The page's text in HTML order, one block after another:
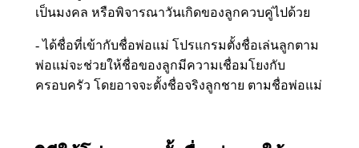
เป็นมงคล หรือพิจารณาวันเกิดของลูกควบคู่ไปด้วย
- ได้ชื่อที่เข้ากับชื่อพ่อแม่ โปรแกรมตั้งชื่อเล่นลูกตาม
พ่อแม่จะช่วยให้ชื่อของลูกมีความเชื่อมโยงกับ
ครอบครัว โดยอาจจะตั้งชื่อจริงลูกชาย ตามชื่อพ่อแม่